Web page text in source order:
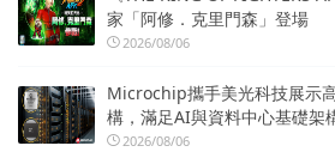
家「阿修．克里門森」登場
2026/08/06
Microchip攜手美光科技展示
構，滿足AI與資料中心基礎架
2026/08/06